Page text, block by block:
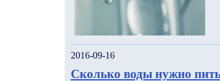
2016-09-16
Сколько воды нужно